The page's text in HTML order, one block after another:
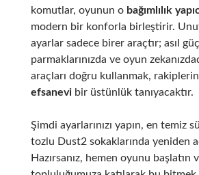
komutlar, oyunun o bağımlılık
modern bir konforla birleştirir.
ayarlar sadece birer araçtır; asıl
parmaklarınızda ve oyun
araçları doğru kullanmak,
efsanevibir üstünlük tanıyacaktır.
Şimdi ayarlarınızı yapın, en temiz
tozlu Dust2 sokaklarında yeniden
Hazırsanız, hemen oyunu başlatın